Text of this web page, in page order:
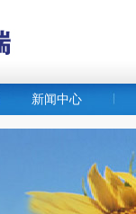
新闻中心